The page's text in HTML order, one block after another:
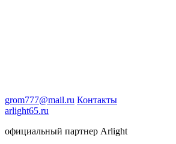
grom777@mail.ru Контакты
arlight65.ru
официальный партнер Arlight